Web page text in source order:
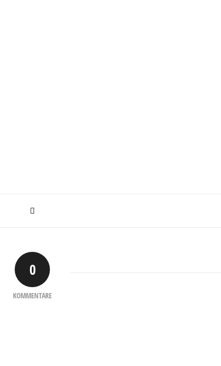
0
KOMMENTARE